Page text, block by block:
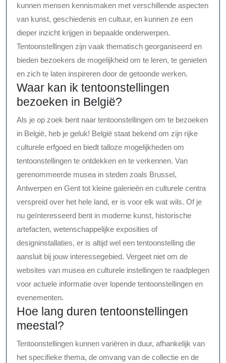
kunnen mensen kennismaken met verschillende aspecten
van kunst, geschiedenis en cultuur, en kunnen ze een
dieper inzicht krijgen in bepaalde onderwerpen.
Tentoonstellingen zijn vaak thematisch georganiseerd en
bieden bezoekers de mogelijkheid om te leren, te genieten
en zich te laten inspireren door de getoonde werken.
Waar kan ik tentoonstellingen
bezoeken in België?
Als je op zoek bent naar tentoonstellingen om te bezoeken
in België, heb je geluk! België staat bekend om zijn rijke
culturele erfgoed en biedt talloze mogelijkheden om
tentoonstellingen te ontdekken en te verkennen. Van
gerenommeerde musea in steden zoals Brussel,
Antwerpen en Gent tot kleine galerieën en culturele centra
verspreid over het hele land, er is voor elk wat wils. Of je
nu geïnteresseerd bent in moderne kunst, historische
artefacten, wetenschappelijke exposities of
designinstallaties, er is altijd wel een tentoonstelling die
aansluit bij jouw interessegebied. Vergeet niet om de
websites van musea en culturele instellingen te raadplegen
voor actuele informatie over lopende tentoonstellingen en
evenementen.
Hoe lang duren tentoonstellingen
meestal?
Tentoonstellingen kunnen variëren in duur, afhankelijk van
het specifieke thema, de omvang van de collectie en de